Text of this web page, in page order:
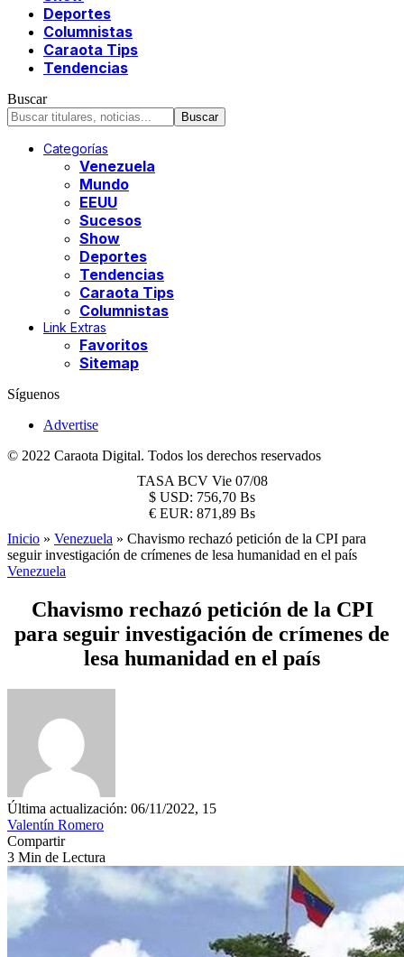
Deportes
Columnistas
Caraota Tips
Tendencias
Buscar
Categorías
Venezuela
Mundo
EEUU
Sucesos
Show
Deportes
Tendencias
Caraota Tips
Columnistas
Link Extras
Favoritos
Sitemap
Síguenos
Advertise
© 2022 Caraota Digital. Todos los derechos reservados
TASA BCV Vie 07/08
$ USD: 756,70 Bs
€ EUR: 871,89 Bs
Inicio » Venezuela » Chavismo rechazó petición de la CPI para
seguir investigación de crímenes de lesa humanidad en el país
Venezuela
Chavismo rechazó petición de la CPI
para seguir investigación de crímenes de
lesa humanidad en el país
Última actualización: 06/11/2022, 15
Valentín Romero
Compartir
3 Min de Lectura